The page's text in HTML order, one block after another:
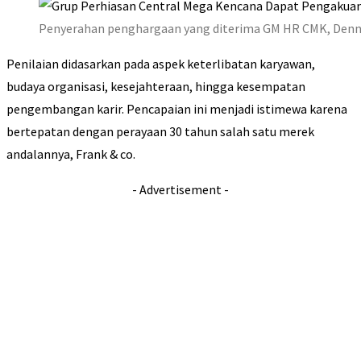
Penyerahan penghargaan yang diterima GM HR CMK,
Penilaian didasarkan pada aspek keterlibatan karyawan,
budaya organisasi, kesejahteraan, hingga kesempatan
pengembangan karir. Pencapaian ini menjadi istimewa karena
bertepatan dengan perayaan 30 tahun salah satu merek
andalannya, Frank & co.
- Advertisement -